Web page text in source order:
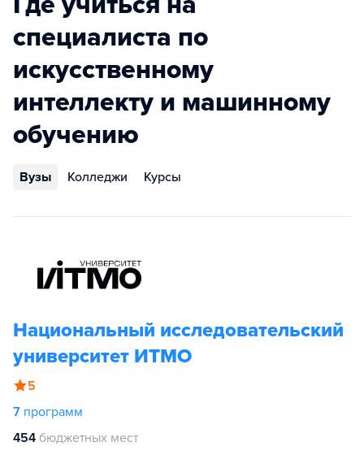
специалиста по
искусственному
интеллекту и машинному
обучению
Вузы Колледжи Курсы
Национальный исследовательский
университет ИТМО
5
7 программ
454 бюджетных мест